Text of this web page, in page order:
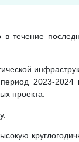
в течение
2023-2024
проекта.